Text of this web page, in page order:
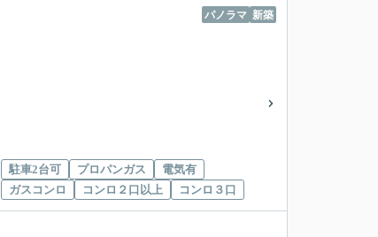
パノラマ 新築
駐車2台可 プロパンガス
電気有
ガスコンロ
コンロ２口以上 コンロ３口